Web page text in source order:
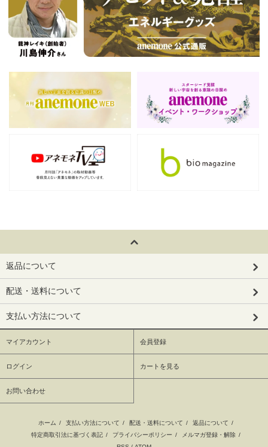
返品について
配送・送料について
支払い方法について
マイアカウント 会員登録
ログイン カートを見る
お問い合わせ
ホーム / 支払い方法について / 配送・送料について / 返品について /
特定商取引法に基づく表記 / プライバシーポリシー / メルマガ登録・解除 /